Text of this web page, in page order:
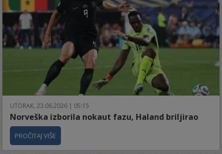
UTORAK, 23.06.2026 | 05:15
Norveška izborila nokaut fazu, Haland briljirao
PROČITAJ VIŠE